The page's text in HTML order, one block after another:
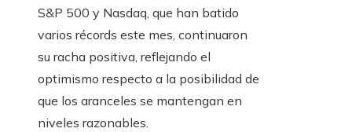
S&P 500 y Nasdaq, que han batido
varios récords este mes, continuaron
su racha positiva, reflejando el
optimismo respecto a la posibilidad de
que los aranceles se mantengan en
niveles razonables.